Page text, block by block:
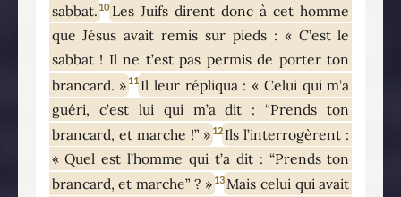
sabbat. 10 Les Juifs dirent donc à cet homme
que Jésus avait remis sur pieds : « C’est le
sabbat ! Il ne t’est pas permis de porter ton
brancard. »11 Il leur répliqua : « Celui qui m’a
guéri, c’est lui qui m’a dit : “Prends ton
brancard, et marche !” »12 Ils l’interrogèrent :
« Quel est l’homme qui t’a dit : “Prends ton
brancard, et marche” ? »13 Mais celui qui avait